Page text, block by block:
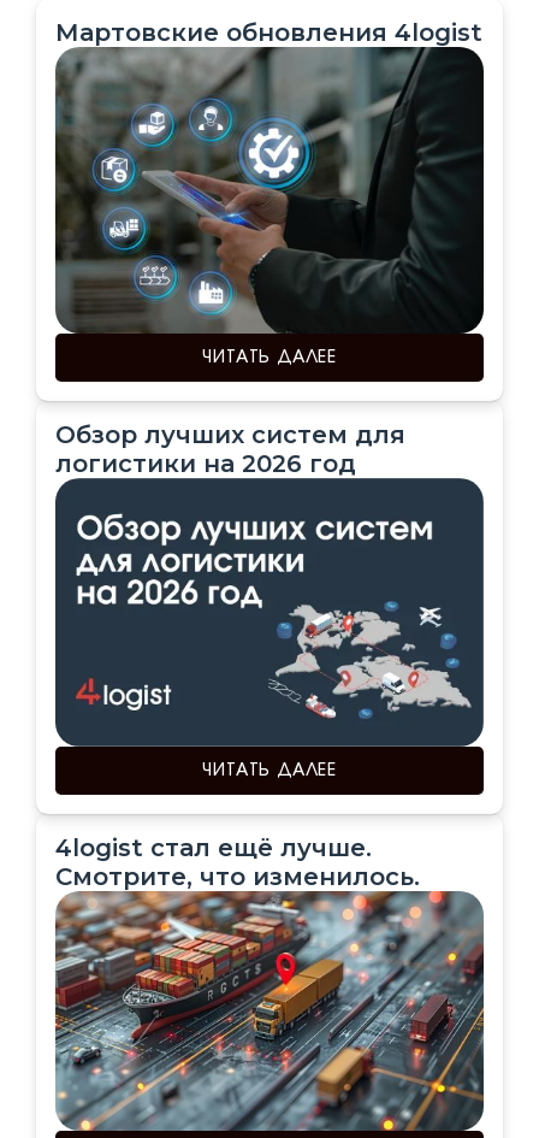
Мартовские обновления 4logist
ЧИТАТЬ ДАЛЕЕ
Обзор лучших систем для
логистики на 2026 год
ЧИТАТЬ ДАЛЕЕ
4logist стал ещё лучше.
Смотрите, что изменилось.